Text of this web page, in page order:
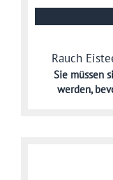
Rauch
Sie müssen
werden,